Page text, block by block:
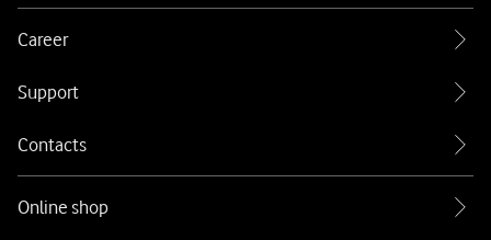
Career
Support
Contacts
Online shop